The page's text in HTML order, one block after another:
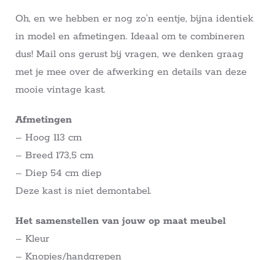
Oh, en we hebben er nog zo’n eentje, bijna identiek
in model en afmetingen. Ideaal om te combineren
dus! Mail ons gerust bij vragen, we denken graag
met je mee over de afwerking en details van deze
mooie vintage kast.
Afmetingen
– Hoog 113 cm
– Breed 173,5 cm
– Diep 54 cm diep
Deze kast is niet demontabel.
Het samenstellen van jouw op maat meubel
– Kleur
– Knopjes/handgrepen